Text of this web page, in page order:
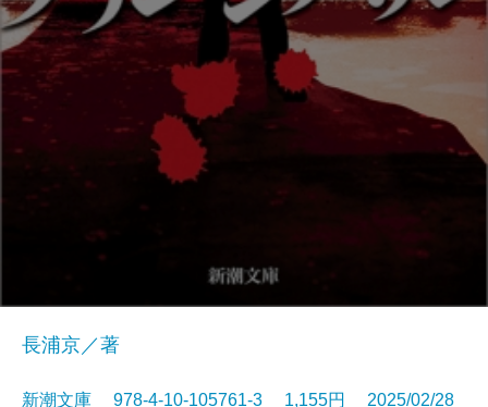
長浦京／著
新潮文庫 978-4-10-105761-3 1,155円 2025/02/28